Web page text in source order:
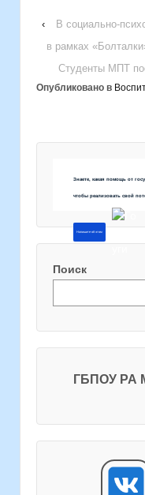
‹
В социально-
в рамках
Студенты МПТ
Опубликовано в
Знаете, какая помощь от
чтобы реализовать свой
Напишите об этом
Поиск
ГБПОУ